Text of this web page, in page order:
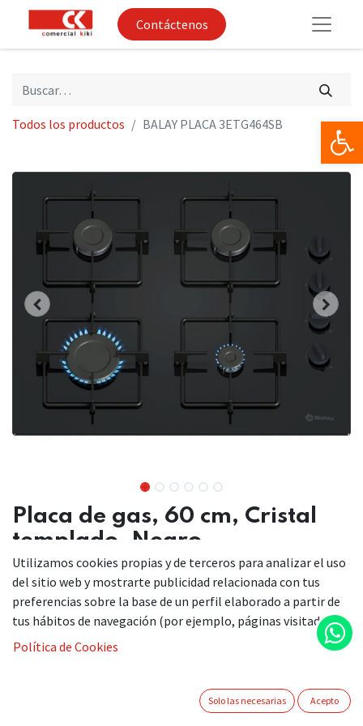
Contáctenos
Todos los productos BALAY PLACA 3ETG464SB
Placa de gas, 60 cm, Cristal
templado, Negro
3ETG464SB
Ese toque tradicional de la cocina de gas junto con un aporte
de innovación y estética, es el sueño de cualquier cocinero.
Utilizamos cookies propias y de terceros para analizar el uso
del sitio web y mostrarte publicidad relacionada con tus
preferencias sobre la base de un perfil elaborado a partir de
tus hábitos de navegación (por ejemplo, páginas visitadas).
Política de Cookies
Solo las necesarias Acepto